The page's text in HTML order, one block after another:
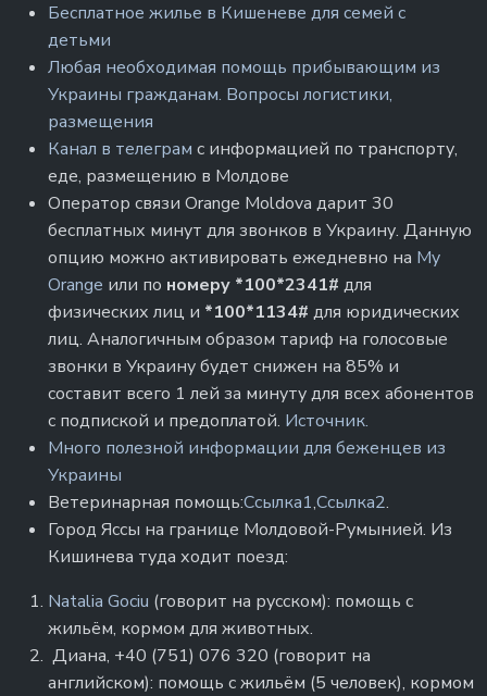
Бесплатное жилье в Кишеневе для семей с
детьми
Любая необходимая помощь прибывающим из
Украины гражданам. Вопросы логистики,
размещения
Канал в телеграм с информацией по транспорту,
еде, размещению в Молдове
Оператор связи Orange Moldova дарит 30
бесплатных минут для звонков в Украину. Данную
опцию можно активировать ежедневно на My
Orange или по номеру *100*2341# для
физических лиц и *100*1134# для юридических
лиц. Аналогичным образом тариф на голосовые
звонки в Украину будет снижен на 85% и
составит всего 1 лей за минуту для всех абонентов
с подпиской и предоплатой. Источник.
Много полезной информации для беженцев из
Украины
Ветеринарная помощь:Ссылка1,Ссылка2.
Город Яссы на границе Молдовой-Румынией. Из
Кишинева туда ходит поезд:
Natalia Gociu (говорит на русском): помощь с
жильём, кормом для животных.
Диана, +40 (751) 076 320 (говорит на
английском): помощь с жильём (5 человек), кормом